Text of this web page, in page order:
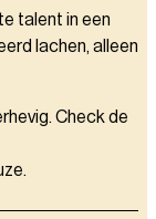
talent in een
lachen, alleen
Check de